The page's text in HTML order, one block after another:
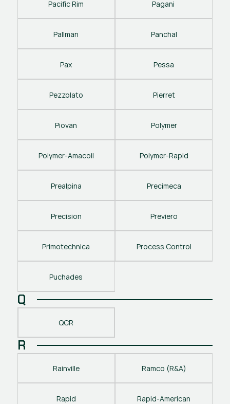
Pacific Rim Pagani
Pallman Panchal
Pax Pessa
Pezzolato Pierret
Piovan Polymer
Polymer-Amacoil Polymer-Rapid
Prealpina Precimeca
Precision Previero
Primotechnica Process Control
Puchades
Q
QCR
R
Rainville Ramco (R&A)
Rapid Rapid-American